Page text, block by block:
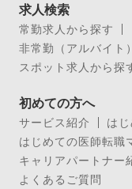
求人検索
常勤求人から探す
非常勤（アルバイト
スポット求人から探
初めての方へ
サービス紹介
は
はじめての医師転職
キャリアパートナー
よくあるご質問